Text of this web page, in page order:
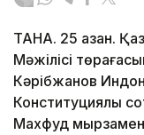
ТАНА. 25 қазан.
Мәжілісі
Кәрібжанов
Конституциялық
Махфуд мырзамен